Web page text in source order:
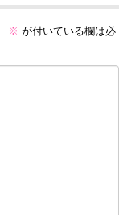
※ が付いている欄は必